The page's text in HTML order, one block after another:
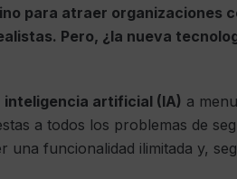
para atraer organizaciones
Pero, ¿la nueva
inteligencia artificial (IA) a
a todos los problemas de
una funcionalidad ilimitada y,